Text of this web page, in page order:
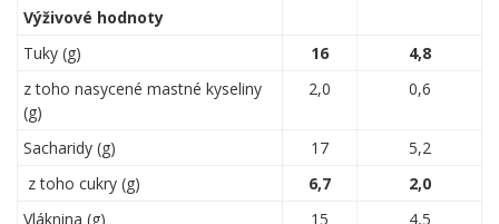
Výživové hodnoty
Tuky (g)
16
4,8
z toho nasycené mastné kyseliny
(g)
2,0 0,6
Sacharidy (g) 17
5,2
z toho cukry (g)
6,7
2,0
Vláknina (g)
15
4,5